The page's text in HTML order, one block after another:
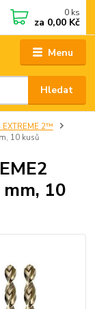
Menu
Hledat
0 ks
za 0,00 Kč
EXTREME 2™
10 kusů
10